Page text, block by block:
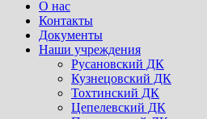
Menu
О нас
Контакты
Документы
Наши учреждения
Русановский ДК
Кузнецовский ДК
Тохтинский ДК
Цепелевский ДК